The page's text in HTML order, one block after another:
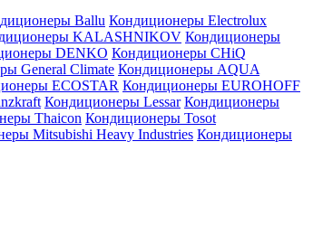
Ballu Кондиционеры Electrolux
KALASHNIKOV Кондиционеры
DENKO Кондиционеры CHiQ
General Climate Кондиционеры AQUA
ECOSTAR Кондиционеры EUROHOFF
Кондиционеры Lessar Кондиционеры
Thaicon Кондиционеры Tosot
Mitsubishi Heavy Industries Кондиционеры